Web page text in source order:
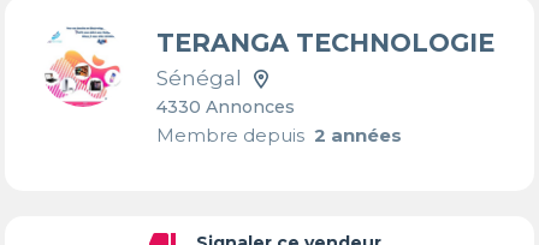
TERANGA TECHNOLOGIE
Sénégal
4330 Annonces
Membre depuis2 années